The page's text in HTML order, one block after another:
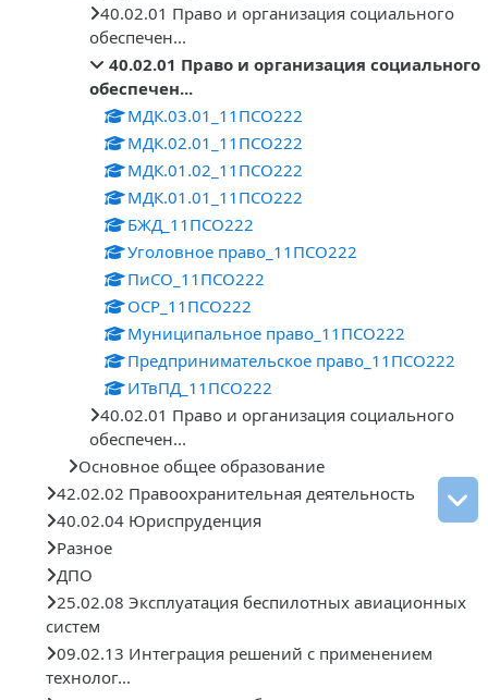
40.02.01 Право и организация социального
обеспечен...
40.02.01 Право и организация социального
обеспечен...
МДК.03.01_11ПСО222
МДК.02.01_11ПСО222
МДК.01.02_11ПСО222
МДК.01.01_11ПСО222
БЖД_11ПСО222
Уголовное право_11ПСО222
ПиСО_11ПСО222
ОСР_11ПСО222
Муниципальное право_11ПСО222
Предпринимательское право_11ПСО222
ИТвПД_11ПСО222
40.02.01 Право и организация социального
обеспечен...
Основное общее образование
42.02.02 Правоохранительная деятельность
40.02.04 Юриспруденция
Разное
ДПО
25.02.08 Эксплуатация беспилотных авиационных
систем
09.02.13 Интеграция решений с применением
технолог...